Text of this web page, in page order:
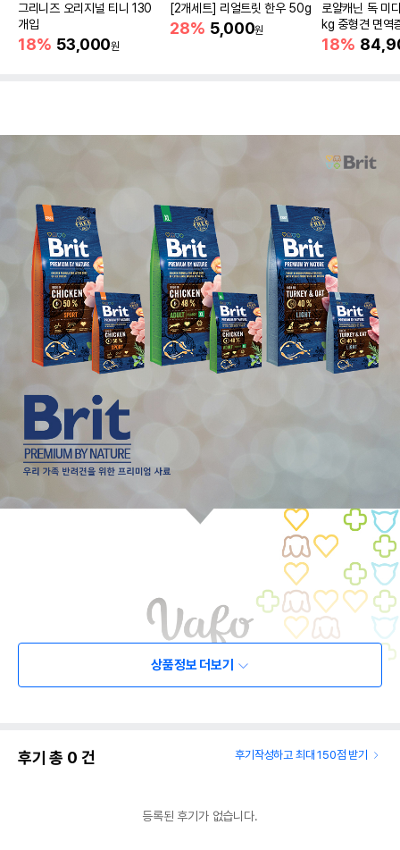
그리니즈 오리지널 티니 130
개입
18% 53,000원
[2개세트] 리얼트릿 한우 50g
28% 5,000원
로얄캐닌 독 미
kg 중형견 면역
18%
상품정보 더보기
후기 총 0 건 후기작성하고 최대 150점 받기
등록된 후기가 없습니다.